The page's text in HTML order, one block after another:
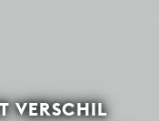
VERSCHIL